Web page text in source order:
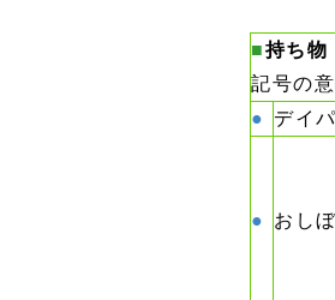
■持ち物
記号の意
●
デイ
● おし